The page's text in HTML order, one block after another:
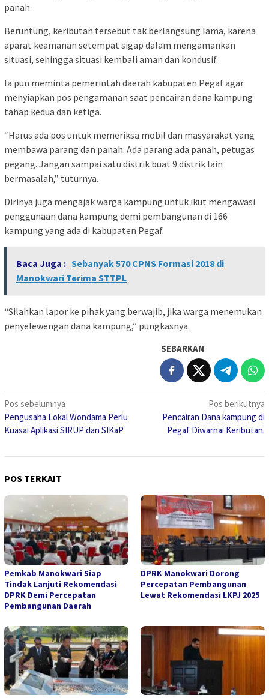
panah.
Beruntung, keributan tersebut tak berlangsung lama, karena
aparat keamanan setempat sigap dalam mengamankan
situasi, sehingga situasi kembali aman dan kondusif.
Ia pun meminta pemerintah daerah kabupaten Pegaf agar
menyiapkan pos pengamanan saat pencairan dana kampung
tahap kedua dan ketiga.
“Harus ada pos untuk memeriksa mobil dan masyarakat yang
membawa parang dan panah. Ada parang ada panah, petugas
pegang. Jangan sampai satu distrik buat 9 distrik lain
bermasalah,” tuturnya.
Dirinya juga mengajak warga kampung untuk ikut mengawasi
penggunaan dana kampung demi pembangunan di 166
kampung yang ada di kabupaten Pegaf.
Baca Juga : Sebanyak 570 CPNS Formasi 2018 di
Manokwari Terima STTPL
“Silahkan lapor ke pihak yang berwajib, jika warga menemukan
penyelewengan dana kampung,” pungkasnya.
SEBARKAN
Navigasi
pos
Pos sebelumnya
Pengusaha Lokal Wondama Perlu
Kuasai Aplikasi SIRUP dan SIKaP
Pos berikutnya
Pencairan Dana kampung di
Pegaf Diwarnai Keributan.
POS TERKAIT
Pemkab Manokwari Siap
Tindak Lanjuti Rekomendasi
DPRK Demi Percepatan
Pembangunan Daerah
DPRK Manokwari Dorong
Percepatan Pembangunan
Lewat Rekomendasi LKPJ 2025